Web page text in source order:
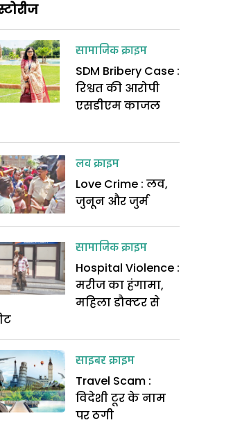
सामाजिक क्राइम
SDM Bribery Case :
रिश्वत की आरोपी
एसडीएम काजल
लव क्राइम
Love Crime : लव,
जुनून और जुर्म
सामाजिक क्राइम
Hospital Violence :
मरीज का हंगामा,
महिला डौक्टर से
साइबर क्राइम
Travel Scam :
विदेशी टूर के नाम
पर ठगी